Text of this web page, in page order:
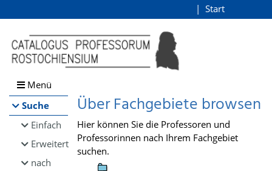
Browsen
direkt zum Inhalt
Start
Menü
Suche
Einfach
Erweitert
nach
Über Fachgebiete browsen
Hier können Sie die Professoren und
Professorinnen nach Ihrem Fachgebiet
suchen.